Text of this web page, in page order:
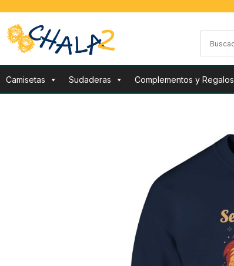
Camisetas Sudaderas Complementos y Regalos